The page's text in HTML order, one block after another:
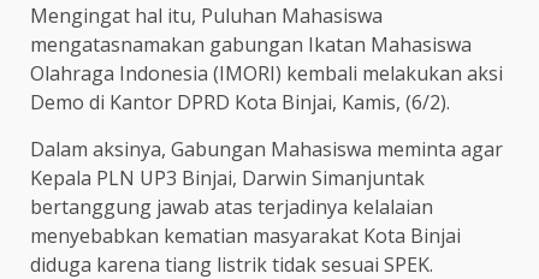
Mengingat hal itu, Puluhan Mahasiswa
mengatasnamakan gabungan Ikatan Mahasiswa
Olahraga Indonesia (IMORI) kembali melakukan aksi
Demo di Kantor DPRD Kota Binjai, Kamis, (6/2).
Dalam aksinya, Gabungan Mahasiswa meminta agar
Kepala PLN UP3 Binjai, Darwin Simanjuntak
bertanggung jawab atas terjadinya kelalaian
menyebabkan kematian masyarakat Kota Binjai
diduga karena tiang listrik tidak sesuai SPEK.